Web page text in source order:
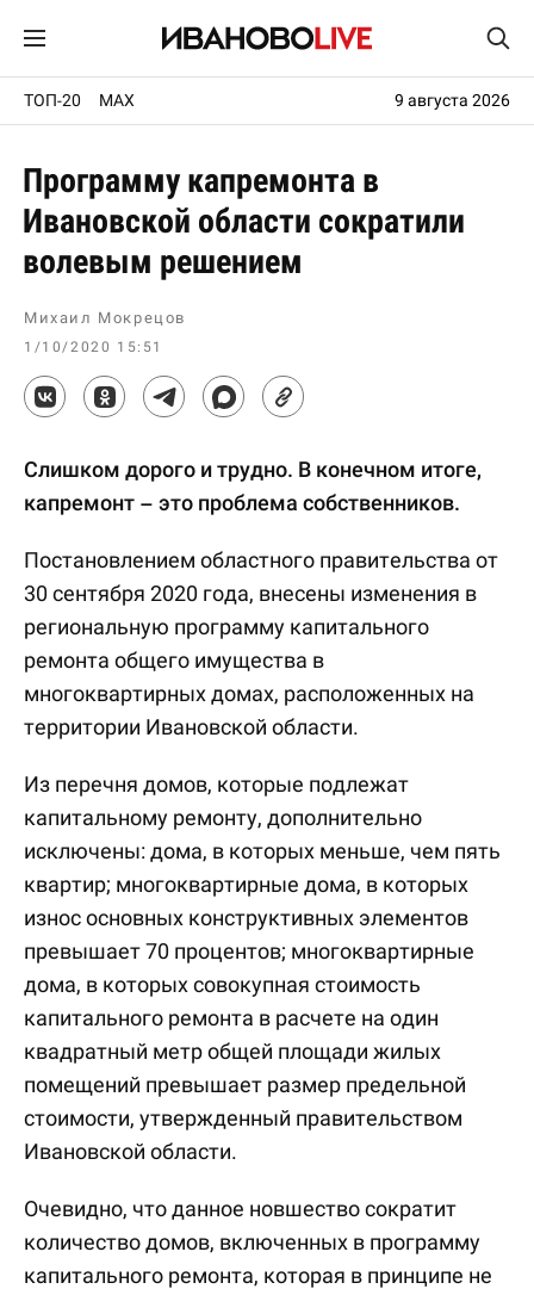
ТОП-20 MAX 9 августа 2026
Программу капремонта в
Ивановской области сократили
волевым решением
Михаил Мокрецов
1/10/2020 15:51
Слишком дорого и трудно. В конечном итоге,
капремонт – это проблема собственников.
Постановлением областного правительства от
30 сентября 2020 года, внесены изменения в
региональную программу капитального
ремонта общего имущества в
многоквартирных домах, расположенных на
территории Ивановской области.
Из перечня домов, которые подлежат
капитальному ремонту, дополнительно
исключены: дома, в которых меньше, чем пять
квартир; многоквартирные дома, в которых
износ основных конструктивных элементов
превышает 70 процентов; многоквартирные
дома, в которых совокупная стоимость
капитального ремонта в расчете на один
квадратный метр общей площади жилых
помещений превышает размер предельной
стоимости, утвержденный правительством
Ивановской области.
Очевидно, что данное новшество сократит
количество домов, включенных в программу
капитального ремонта, которая в принципе не